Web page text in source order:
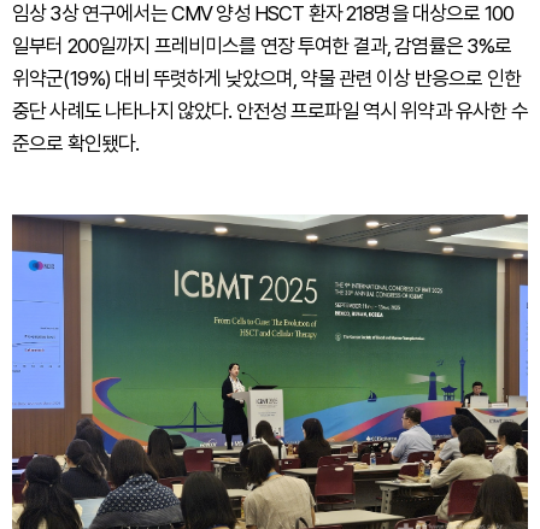
임상 3상 연구에서는 CMV 양성 HSCT 환자 218명을 대상으로 100
일부터 200일까지 프레비미스를 연장 투여한 결과, 감염률은 3%로
위약군(19%) 대비 뚜렷하게 낮았으며, 약물 관련 이상 반응으로 인한
중단 사례도 나타나지 않았다. 안전성 프로파일 역시 위약과 유사한 수
준으로 확인됐다.